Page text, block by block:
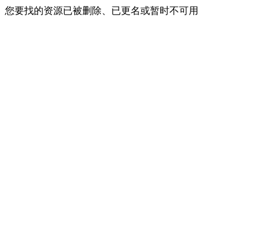
您要找的资源已被删除、已更名或暂时不可用